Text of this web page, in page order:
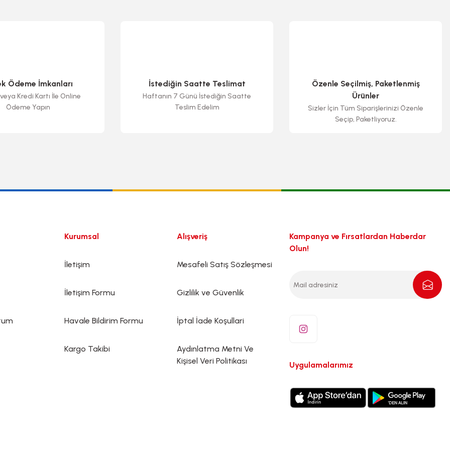
Ödeme İmkanları
Kredi Kartı İle Online
Ödeme Yapın
İstediğin Saatte Teslimat
Haftanın 7 Günü İstediğin Saatte
Teslim Edelim
Özenle Seçilmiş, Paketlenmiş
Ürünler
Sizler İçin Tüm Siparişlerinizi Özenle
Seçip, Paketliyoruz.
Kurumsal
İletişim
İletişim Formu
Havale Bildirim Formu
Kargo Takibi
Alışveriş
Mesafeli Satış Sözleşmesi
Gizlilik ve Güvenlik
İptal İade Koşullari
Aydınlatma Metni Ve
Kişisel Veri Politikası
Kampanya ve Fırsatlardan Haberdar
Olun!
Uygulamalarımız